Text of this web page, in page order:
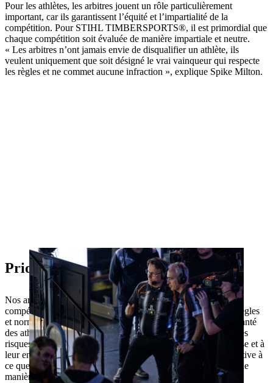
Pour les athlètes, les arbitres jouent un rôle particulièrement
important, car ils garantissent l’équité et l’impartialité de la
compétition. Pour STIHL TIMBERSPORTS®, il est primordial que
chaque compétition soit évaluée de manière impartiale et neutre.
« Les arbitres n’ont jamais envie de disqualifier un athlète, ils
veulent uniquement que soit désigné le vrai vainqueur qui respecte
les règles et ne commet aucune infraction », explique Spike Milton.
Priorité à la sécurité
Nos arbitres surveillent non seulement le déroulement de la
compétition, mais veillent également au respect de toutes les règles
et normes de sécurité. Pour éviter les blessures et protéger la santé
des athlètes, ils sont formés pour reconnaître immédiatement les
risques potentiels et agir en conséquence. Grâce à leur expertise et à
leur engagement, nos arbitres contribuent de manière significative à
ce que les compétitions de TIMBERSPORTS® se déroulent de
manière équitable et sûre.